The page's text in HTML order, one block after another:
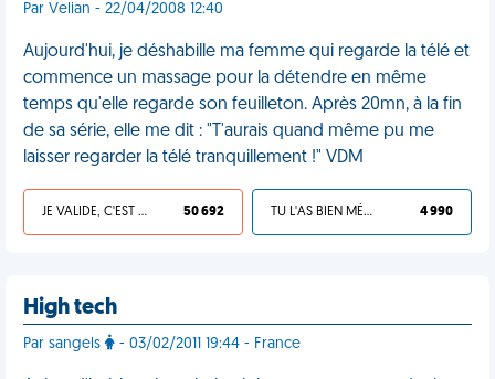
Par Velian - 22/04/2008 12:40
Aujourd'hui, je déshabille ma femme qui regarde la télé et
commence un massage pour la détendre en même
temps qu'elle regarde son feuilleton. Après 20mn, à la fin
de sa série, elle me dit : "T'aurais quand même pu me
laisser regarder la télé tranquillement !" VDM
JE VALIDE, C'EST UNE VDM 50 692 TU L'AS BIEN MÉRITÉ 4 990
High tech
Par sangels - 03/02/2011 19:44 - France